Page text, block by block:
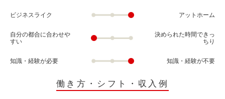
ビジネスライク アットホーム
自分の都合に合わせや
すい
決められた時間できっ
ちり
知識・経験が必要 知識・経験が不要
働き方・シフト・収入例